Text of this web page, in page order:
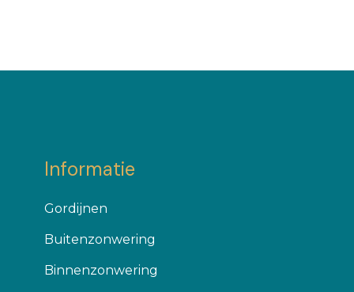
Informatie
Gordijnen
Buitenzonwering
Binnenzonwering